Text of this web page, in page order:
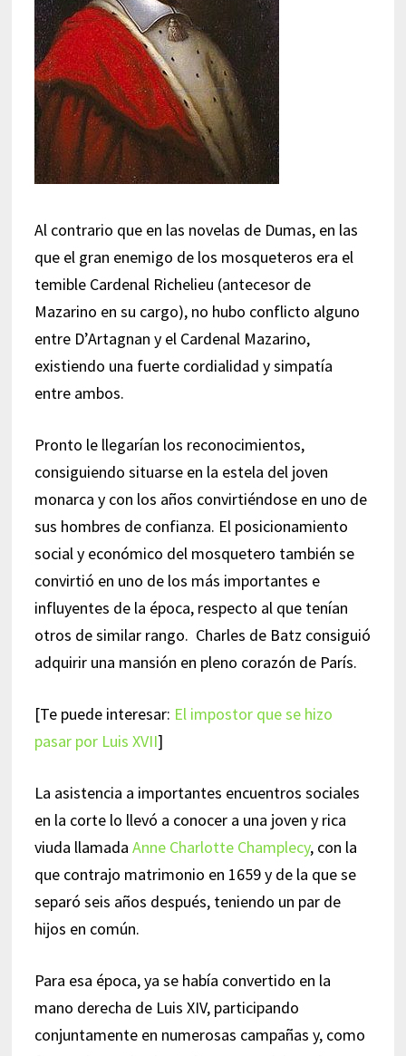
Al contrario que en las novelas de Dumas, en las
que el gran enemigo de los mosqueteros era el
temible Cardenal Richelieu (antecesor de
Mazarino en su cargo), no hubo conflicto alguno
entre D’Artagnan y el Cardenal Mazarino,
existiendo una fuerte cordialidad y simpatía
entre ambos.
Pronto le llegarían los reconocimientos,
consiguiendo situarse en la estela del joven
monarca y con los años convirtiéndose en uno de
sus hombres de confianza. El posicionamiento
social y económico del mosquetero también se
convirtió en uno de los más importantes e
influyentes de la época, respecto al que tenían
otros de similar rango. Charles de Batz consiguió
adquirir una mansión en pleno corazón de París.
[Te puede interesar: El impostor que se hizo
pasar por Luis XVII]
La asistencia a importantes encuentros sociales
en la corte lo llevó a conocer a una joven y rica
viuda llamada Anne Charlotte Champlecy, con la
que contrajo matrimonio en 1659 y de la que se
separó seis años después, teniendo un par de
hijos en común.
Para esa época, ya se había convertido en la
mano derecha de Luis XIV, participando
conjuntamente en numerosas campañas y, como